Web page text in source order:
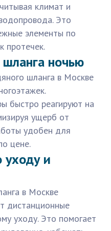
климат и
Это
элементы по
протечек.
ночью
шланга в Москве
быстро реагируют на
ущерб от
удобен для
цене.
уходу и
в Москве
дистанционные
уходу. Это помогает